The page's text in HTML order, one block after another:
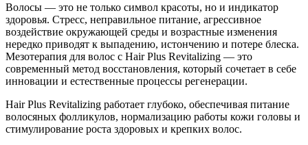
Волосы — это не только символ красоты, но и индикатор
здоровья. Стресс, неправильное питание, агрессивное
воздействие окружающей среды и возрастные изменения
нередко приводят к выпадению, истончению и потере блеска.
Мезотерапия для волос с Hair Plus Revitalizing — это
современный метод восстановления, который сочетает в себе
инновации и естественные процессы регенерации.
Hair Plus Revitalizing работает глубоко, обеспечивая питание
волосяных фолликулов, нормализацию работы кожи головы и
стимулирование роста здоровых и крепких волос.